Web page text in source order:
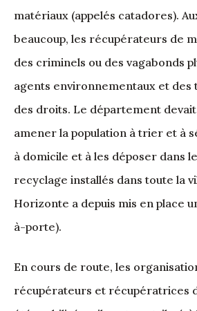
matériaux (appelés catadores).
beaucoup, les récupérateurs de
des criminels ou des vagabonds
agents environnementaux et des
des droits. Le département
amener la population à trier et à
à domicile et à les déposer dans
recyclage installés dans toute la
Horizonte a depuis mis en place
à-porte).
En cours de route, les
récupérateurs et récupératrices